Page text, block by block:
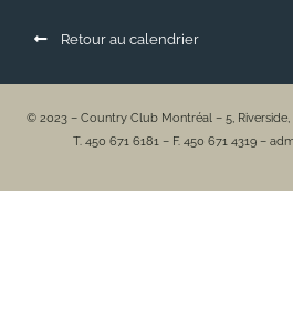
Retour au calendrier
© 2023 – Country Club Montréal – 5,
T. 450 671 6181 – F. 450 671 4319 –